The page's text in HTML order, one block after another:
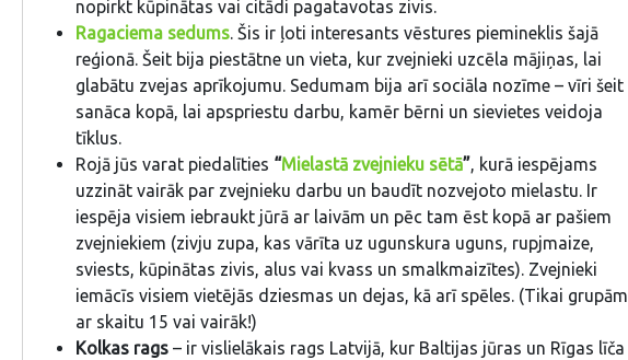
nopirkt kūpinātas vai citādi pagatavotas zivis.
Ragaciema sedums. Šis ir ļoti interesants vēstures piemineklis šajā
reģionā. Šeit bija piestātne un vieta, kur zvejnieki uzcēla mājiņas, lai
glabātu zvejas aprīkojumu. Sedumam bija arī sociāla nozīme – vīri šeit
sanāca kopā, lai apspriestu darbu, kamēr bērni un sievietes veidoja
tīklus.
Rojā jūs varat piedalīties “Mielastā zvejnieku sētā”, kurā iespējams
uzzināt vairāk par zvejnieku darbu un baudīt nozvejoto mielastu. Ir
iespēja visiem iebraukt jūrā ar laivām un pēc tam ēst kopā ar pašiem
zvejniekiem (zivju zupa, kas vārīta uz ugunskura uguns, rupjmaize,
sviests, kūpinātas zivis, alus vai kvass un smalkmaizītes). Zvejnieki
iemācīs visiem vietējās dziesmas un dejas, kā arī spēles. (Tikai grupām
ar skaitu 15 vai vairāk!)
Kolkas rags – ir vislielākais rags Latvijā, kur Baltijas jūras un Rīgas līča